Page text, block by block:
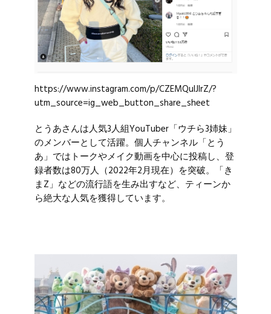
https://www.instagram.com/p/CZEMQuIJlrZ/?
utm_source=ig_web_button_share_sheet
とうあさんは人気3人組YouTuber「ウチら3姉妹」
のメンバーとして活躍。個人チャンネル「とう
あ」ではトークやメイク動画を中心に投稿し、登
録者数は80万人（2022年2月現在）を突破。「き
まZ」などの流行語を生み出すなど、ティーンか
ら絶大な人気を獲得しています。